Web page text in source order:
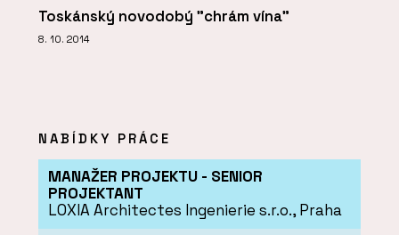
Toskánský novodobý "chrám vína"
8. 10. 2014
NABÍDKY PRÁCE
MANAŽER PROJEKTU - SENIOR
PROJEKTANT
LOXIA Architectes Ingenierie s.r.o., Praha